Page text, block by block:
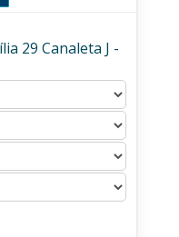
29 Canaleta J -